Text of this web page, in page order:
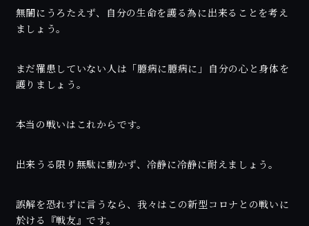
無闇にうろたえず、自分の生命を護る為に出来ることを考え
ましょう。
まだ罹患していない人は「臆病に臆病に」自分の心と身体を
護りましょう。
本当の戦いはこれからです。
出来うる限り無駄に動かず、冷静に冷静に耐えましょう。
誤解を恐れずに言うなら、我々はこの新型コロナとの戦いに
於ける『戦友』です。